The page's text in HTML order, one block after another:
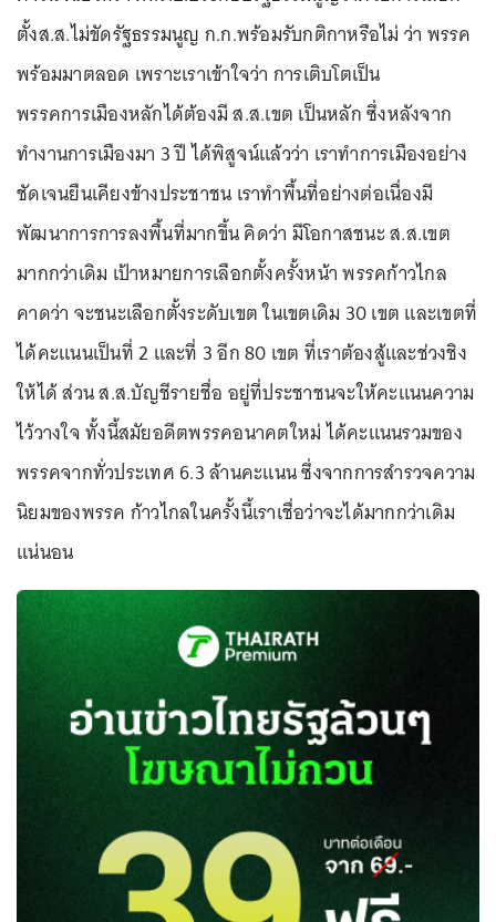
ตั้งส.ส.ไม่ขัดรัฐธรรมนูญ ก.ก.พร้อมรับกติกาหรือไม่ ว่า พรรค
พร้อมมาตลอด เพราะเราเข้าใจว่า การเติบโตเป็น
พรรคการเมืองหลักได้ต้องมี ส.ส.เขต เป็นหลัก ซึ่งหลังจาก
ทำงานการเมืองมา 3 ปี ได้พิสูจน์แล้วว่า เราทำการเมืองอย่าง
ชัดเจนยืนเคียงข้างประชาชน เราทำพื้นที่อย่างต่อเนื่องมี
พัฒนาการการลงพื้นที่มากขึ้น คิดว่า มีโอกาสชนะ ส.ส.เขต
มากกว่าเดิม เป้าหมายการเลือกตั้งครั้งหน้า พรรคก้าวไกล
คาดว่า จะชนะเลือกตั้งระดับเขต ในเขตเดิม 30 เขต และเขตที่
ได้คะแนนเป็นที่ 2 และที่ 3 อีก 80 เขต ที่เราต้องสู้และช่วงชิง
ให้ได้ ส่วน ส.ส.บัญชีรายชื่อ อยู่ที่ประชาชนจะให้คะแนนความ
ไว้วางใจ ทั้งนี้สมัยอดีตพรรคอนาคตใหม่ ได้คะแนนรวมของ
พรรคจากทั่วประเทศ 6.3 ล้านคะแนน ซึ่งจากการสำรวจความ
นิยมของพรรค ก้าวไกลในครั้งนี้เราเชื่อว่าจะได้มากกว่าเดิม
แน่นอน